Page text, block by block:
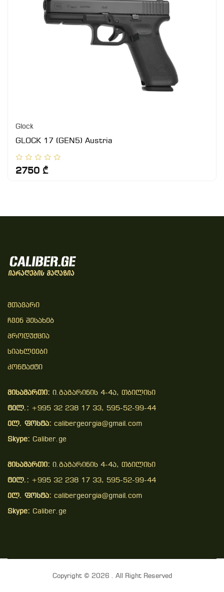
Glock
GLOCK 17 (GEN5) Austria
2750 ₾
Მთავარი
Ჩვენ Შესახებ
Პროდუქცია
Სიახლეები
Კონტაქტი
მისამართი: ი.გაგარინის 4-4ა, თბილისი
ტელ.: +995 32 238 17 33, 595-52-99-44
ელ. ფოსტა: calibergeorgia@gmail.com
Skype: Caliber.ge
მისამართი: ი.გაგარინის 4-4ა, თბილისი
ტელ.: +995 32 238 17 33, 595-52-99-44
ელ. ფოსტა: calibergeorgia@gmail.com
Skype: Caliber.ge
Copyright © 2026 . All Right Reserved